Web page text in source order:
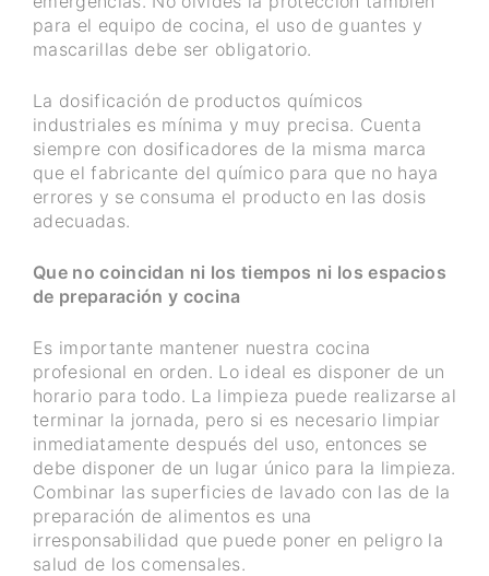
para el equipo de cocina, el uso de guantes y
mascarillas debe ser obligatorio.
La dosificación de productos químicos
industriales es mínima y muy precisa. Cuenta
siempre con dosificadores de la misma marca
que el fabricante del químico para que no haya
errores y se consuma el producto en las dosis
adecuadas.
Que no coincidan ni los tiempos ni los espacios
de preparación y cocina
Es importante mantener nuestra cocina
profesional en orden. Lo ideal es disponer de un
horario para todo. La limpieza puede realizarse al
terminar la jornada, pero si es necesario limpiar
inmediatamente después del uso, entonces se
debe disponer de un lugar único para la limpieza.
Combinar las superficies de lavado con las de la
preparación de alimentos es una
irresponsabilidad que puede poner en peligro la
salud de los comensales.